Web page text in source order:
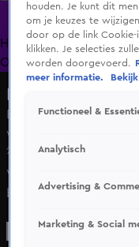
HomeUitzending Gemist
Oranjezomer
Bankbiljettentaxateur
waard kunnen zijn
28 apr 2025, 17:13
Vanaf eind april 2025
bankbiljetten van 5
Echter is de
houden. Je kunt dit
om je keuzes te
door op de link
klikken. Je selecties
worden doorgevoerd.
meer informatie.
Functioneel &
Analytisch
Advertising &
Marketing & Social